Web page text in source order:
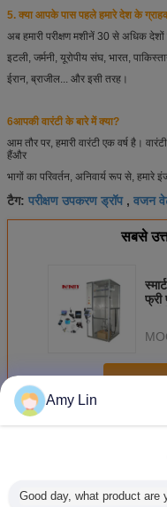
5. क्या आपके पास पहले हमारे देश के
अब हमारी परीक्षण मशीनें 30 से अधिक
इटली, जर्मनी, यूरोपीय संघ, भारत,
ईरान, ब्राजील... और इसी तरह।
6आपकी वारंटी के बारे में क्या?
आम तौर पर, हमारी वारंटी एक वर्ष है।
हैंऔर
भागों का परिवर्तन, अनिवार्य रूप से,
टैग: परीक्षण उपकरण ड्रॉप, वजन
सबसे
अधिकपरीक्षण मशीन ड्रॉप करें
Amy Lin
Good day, what product are